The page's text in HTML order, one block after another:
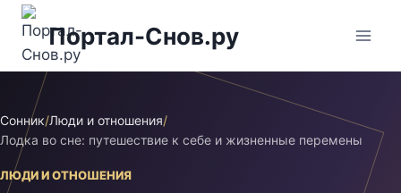
Перейти
содержимому
Портал-Снов.ру
Сонник/Люди и отношения/
Лодка во сне: путешествие к себе и жизненные перемены
ЛЮДИ И ОТНОШЕНИЯ